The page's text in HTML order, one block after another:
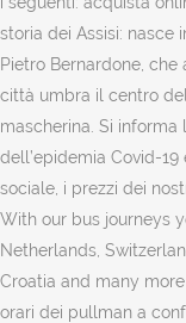
storia dei Assisi: nasce
Pietro Bernardone,
città umbra il centro
mascherina. Si
dell’epidemia Covid-
sociale, i prezzi dei
With our bus journeys
Netherlands,
Croatia and many
orari dei pullman a